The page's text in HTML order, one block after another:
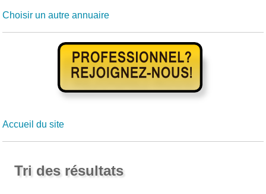
Choisir un autre annuaire
Accueil du site
Tri des résultats